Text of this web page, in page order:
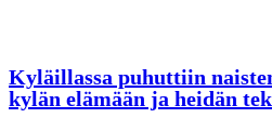
Kyläillassa puhuttiin
kylän elämään ja heidän